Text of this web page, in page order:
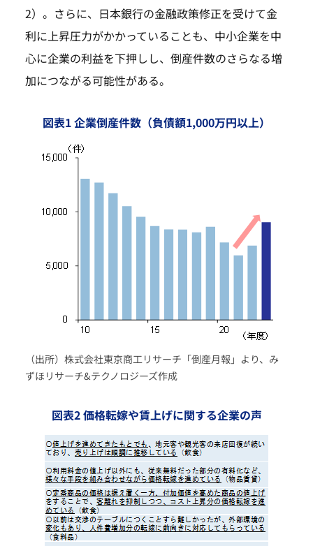
2）。さらに、日本銀行の金融政策修正を受けて金
利に上昇圧力がかかっていることも、中小企業を中
心に企業の利益を下押しし、倒産件数のさらなる増
加につながる可能性がある。
図表1 企業倒産件数（負債額1,000万円以上）
（出所）株式会社東京商工リサーチ「倒産月報」より、み
ずほリサーチ&テクノロジーズ作成
図表2 価格転嫁や賃上げに関する企業の声